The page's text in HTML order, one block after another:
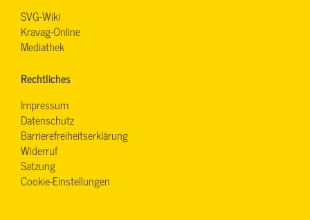
SVG-Wiki
Kravag-Online
Mediathek
Rechtliches
Impressum
Datenschutz
Barrierefreiheitserklärung
Widerruf
Satzung
Cookie-Einstellungen